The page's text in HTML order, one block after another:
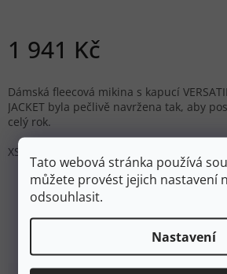
Tato webová stránka používá
můžete provést jejich nastavení
odsouhlasit.
Nastavení
1 941 Kč
Dámská fleecová mikina s kapucí
JACKET byla pečlivě navržena tak, aby
celý rok.
XS
ZOBRAZIT VŠECHNY PODOBNÉ